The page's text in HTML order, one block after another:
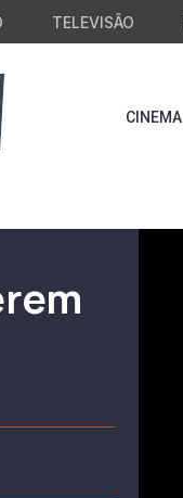
TELEVISÃO
CINEMA